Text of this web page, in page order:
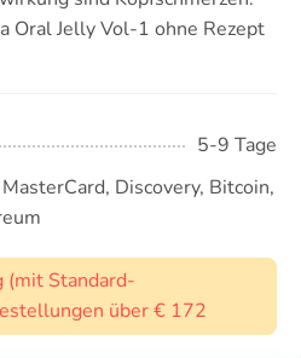
Oral Jelly Vol-1 ohne Rezept
5-9 Tage
Discovery, Bitcoin,
(mit Standard-
über € 172